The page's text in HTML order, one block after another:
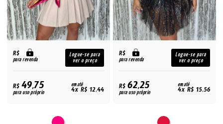
R$
para revenda
Logue-se para
ver o preço
R$49,75
para uso próprio
em até
4x R$ 12,44
R$
para revenda
Logue-se para
ver o preço
R$62,25
para uso próprio
em até
4x R$ 15,56